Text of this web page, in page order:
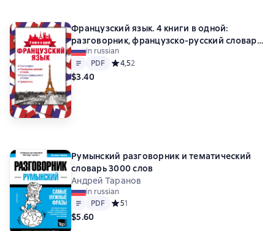
Французский язык. 4 книги в одной:
разговорник, французско-русский словарь,
русско-французский словарь, грамматика
in russian
Text
PDF
PDF Средний рейтинг 4,5 на основе 2 оценок
4,52
$3.40
Румынский разговорник и тематический
словарь 3000 слов
Андрей Таранов
in russian
Text
PDF
PDF Средний рейтинг 5 на основе 1 оценок
51
$5.60